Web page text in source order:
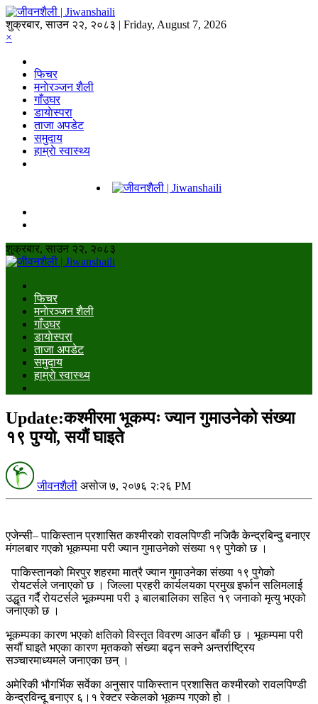
शुक्रबार, साउन २२, २०८३ | Friday, August 7, 2026
×
फिचर
मनाेरञ्जन शैली
गाँउघर
डायाेस्परा
ताजा अपडेट
समुदाय
हाम्राे स्वास्थ्य
शुक्रबार, साउन २२, २०८३
फिचर
मनाेरञ्जन शैली
गाँउघर
डायाेस्परा
ताजा अपडेट
समुदाय
हाम्राे स्वास्थ्य
Update:कश्मीरमा भूकम्पः ज्यान गुमाउनेको संख्या
१९ पुग्यो, सयौं घाइते
जीवनशैली असोज ७, २०७६ २:२६ PM
एजेन्सी– पाकिस्तान प्रशासित कश्मीरको रावलपिण्डी नजिकै केन्द्रबिन्दु बनाएर
मंगलबार गएको भूकम्पमा परी ज्यान गुमाउनेको संख्या १९ पुगेको छ ।
पाकिस्तानको मिरपुर शहरमा मात्रै ज्यान गुमाउनेका संख्या १९ पुगेको
रोयटर्सले जनाएको छ । जिल्ला प्रहरी कार्यलयका प्रमुख इर्फान सलिमलाई
उद्धृत गर्दै रोयटर्सले भूकम्पमा परी ३ बालबालिका सहित १९ जनाको मृत्यु भएको
जनाएको छ ।
भूकम्पका कारण भएको क्षतिको विस्तृत विवरण आउन बाँकी छ । भूकम्पमा परी
सयौं घाइते भएका कारण मृतकको संख्या बढ्न सक्ने अन्तर्राष्ट्रिय
सञ्चारमाध्यमले जनाएका छन् ।
अमेरिकी भौगर्भिक सर्वेका अनुसार पाकिस्तान प्रशासित कश्मीरको रावलपिण्डी
केन्द्रविन्दू बनाएर ६।१ रेक्टर स्केलको भूकम्प गएको हो ।